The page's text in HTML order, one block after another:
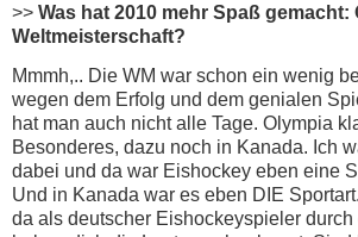
>> Was hat 2010 mehr Spaß gemacht:
Weltmeisterschaft?
Mmmh,.. Die WM war schon ein wenig
wegen dem Erfolg und dem genialen
hat man auch nicht alle Tage. Olympia
Besonderes, dazu noch in Kanada. Ich
dabei und da war Eishockey eben eine
Und in Kanada war es eben DIE
da als deutscher Eishockeyspieler durch